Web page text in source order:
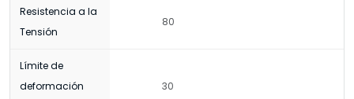
Resistencia a la
Tensión
80
Límite de
deformación
30